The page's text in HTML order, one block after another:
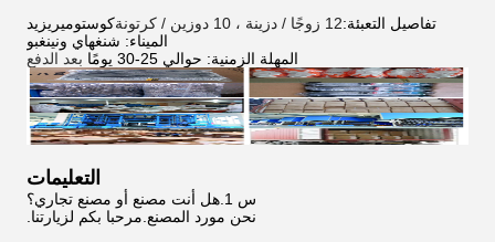
تفاصيل التعبئة:12 زوجًا / دزينة ، 10 دوزين / كرتونة
كوستوميريزيد
الميناء: شنغهاي ونينغبو
المهلة الزمنية: حوالي 25-30 يومًا
بعد الدفع
التعليمات
س 1.هل أنت مصنع أو مصنع تجاري؟
نحن مورد المصنع.مرحبا بكم لزيارتنا.